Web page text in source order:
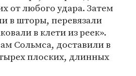
от любого удара. Затем
в шторы, перевязали
в клети из реек».
Сольмса, доставили в
плоских, длинных